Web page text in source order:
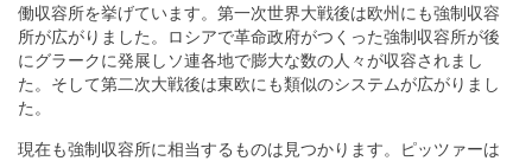
働収容所を挙げています。第一次世界大戦後は欧州にも強制収容
所が広がりました。ロシアで革命政府がつくった強制収容所が後
にグラークに発展しソ連各地で膨大な数の人々が収容されまし
た。そして第二次大戦後は東欧にも類似のシステムが広がりまし
た。
現在も強制収容所に相当するものは見つかります。ピッツァーは